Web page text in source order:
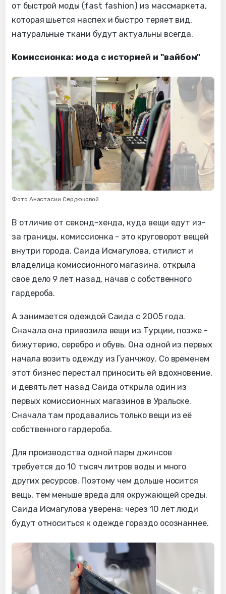
от быстрой моды (fast fashion) из массмаркета,
которая шьется наспех и быстро теряет вид,
натуральные ткани будут актуальны всегда.
Комиссионка: мода с историей и "вайбом"
Фото Анастасии Сердюковой
В отличие от секонд-хенда, куда вещи едут из-
за границы, комиссионка - это круговорот вещей
внутри города. Саида Исмагулова, стилист и
владелица комиссионного магазина, открыла
свое дело 9 лет назад, начав с собственного
гардероба.
А занимается одеждой Саида с 2005 года.
Сначала она привозила вещи из Турции, позже -
бижутерию, серебро и обувь. Она одной из первых
начала возить одежду из Гуанчжоу. Со временем
этот бизнес перестал приносить ей вдохновение,
и девять лет назад Саида открыла один из
первых комиссионных магазинов в Уральске.
Сначала там продавались только вещи из её
собственного гардероба.
Для производства одной пары джинсов
требуется до 10 тысяч литров воды и много
других ресурсов. Поэтому чем дольше носится
вещь, тем меньше вреда для окружающей среды.
Саида Исмагулова уверена: через 10 лет люди
будут относиться к одежде гораздо осознаннее.